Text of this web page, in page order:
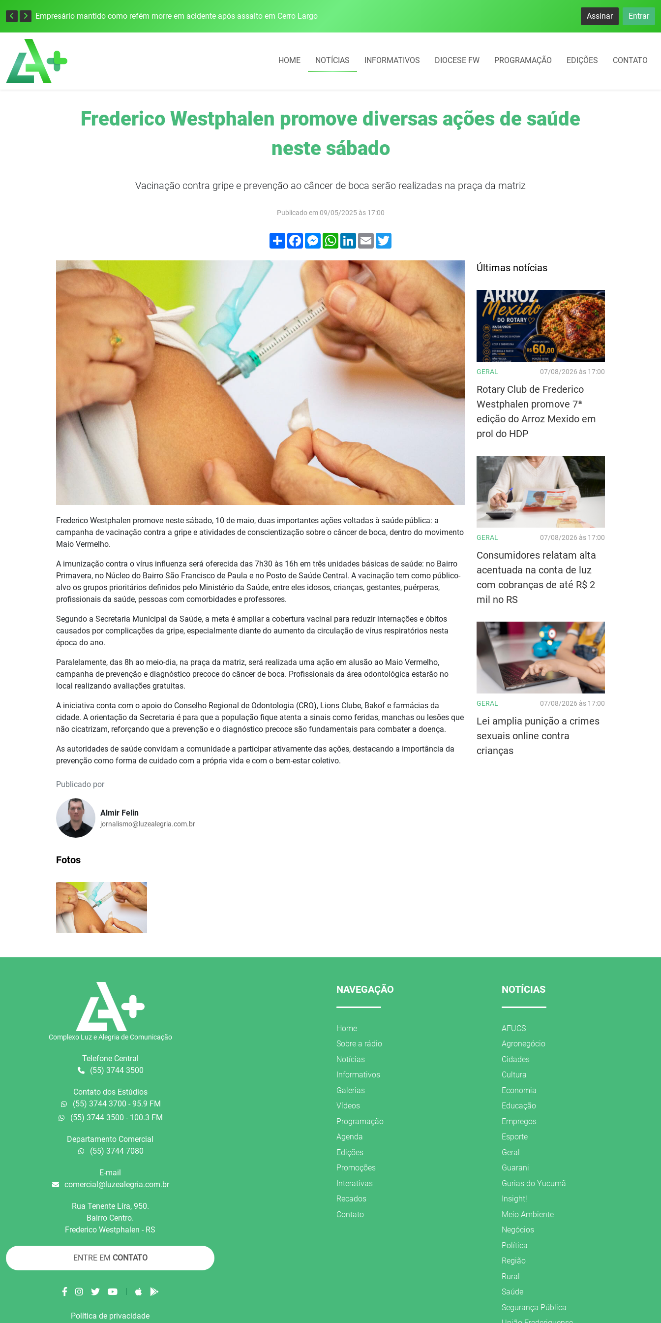
Empresário mantido como refém morre em acidente após assalto em Cerro Largo Cobrança do estacionamento rotativo começará em 10 dias em Frederico
Assinar Entrar
HOME NOTÍCIAS INFORMATIVOS DIOCESE FW PROGRAMAÇÃO EDIÇÕES CONTATO
Frederico Westphalen promove diversas ações de saúde
neste sábado
Vacinação contra gripe e prevenção ao câncer de boca serão realizadas na praça da matriz
Publicado em 09/05/2025 às 17:00
Compartilhar
FacebookMessenger
WhatsApp
LinkedIn
Email
Frederico Westphalen promove neste sábado, 10 de maio, duas importantes ações voltadas à saúde pública: a
campanha de vacinação contra a gripe e atividades de conscientização sobre o câncer de boca, dentro do movimento
Maio Vermelho.
A imunização contra o vírus influenza será oferecida das 7h30 às 16h em três unidades básicas de saúde: no Bairro
Primavera, no Núcleo do Bairro São Francisco de Paula e no Posto de Saúde Central. A vacinação tem como público-
alvo os grupos prioritários definidos pelo Ministério da Saúde, entre eles idosos, crianças, gestantes, puérperas,
profissionais da saúde, pessoas com comorbidades e professores.
Segundo a Secretaria Municipal da Saúde, a meta é ampliar a cobertura vacinal para reduzir internações e óbitos
causados por complicações da gripe, especialmente diante do aumento da circulação de vírus respiratórios nesta
época do ano.
Paralelamente, das 8h ao meio-dia, na praça da matriz, será realizada uma ação em alusão ao Maio Vermelho,
campanha de prevenção e diagnóstico precoce do câncer de boca. Profissionais da área odontológica estarão no
local realizando avaliações gratuitas.
A iniciativa conta com o apoio do Conselho Regional de Odontologia (CRO), Lions Clube, Bakof e farmácias da
cidade. A orientação da Secretaria é para que a população fique atenta a sinais como feridas, manchas ou lesões que
não cicatrizam, reforçando que a prevenção e o diagnóstico precoce são fundamentais para combater a doença.
As autoridades de saúde convidam a comunidade a participar ativamente das ações, destacando a importância da
prevenção como forma de cuidado com a própria vida e com o bem-estar coletivo.
Publicado por
Almir Felin
jornalismo@luzealegria.com.br
Fotos
Últimas notícias
GERAL 07/08/2026 às 17:00
Rotary Club de Frederico
Westphalen promove 7ª
edição do Arroz Mexido em
prol do HDP
GERAL 07/08/2026 às 17:00
Consumidores relatam alta
acentuada na conta de luz
com cobranças de até R$ 2
mil no RS
GERAL 07/08/2026 às 17:00
Lei amplia punição a crimes
sexuais online contra
crianças
Complexo Luz e Alegria de Comunicação
Telefone Central
(55) 3744 3500
Contato dos Estúdios
(55) 3744 3700 - 95.9 FM
(55) 3744 3500 - 100.3 FM
Departamento Comercial
(55) 3744 7080
E-mail
comercial@luzealegria.com.br
Rua Tenente Líra, 950.
Bairro Centro.
Frederico Westphalen - RS
ENTRE EM CONTATO
|
Política de privacidade
NAVEGAÇÃO
Home
Sobre a rádio
Notícias
Informativos
Galerias
Vídeos
Programação
Agenda
Edições
Promoções
Interativas
Recados
Contato
NOTÍCIAS
AFUCS
Agronegócio
Cidades
Cultura
Economia
Educação
Empregos
Esporte
Geral
Guarani
Gurias do Yucumã
Insight!
Meio Ambiente
Negócios
Política
Região
Rural
Saúde
Segurança Pública